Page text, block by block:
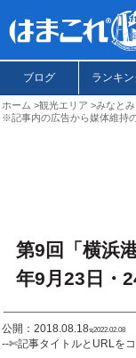
ブログ ランキ
ホーム 観光エリア
みなと
※記事内の広告から媒体維持
第9回「横浜
年9月23日・
公開：2018.08.18ಇ2022.02.08
--✄記事タイトルとURLを